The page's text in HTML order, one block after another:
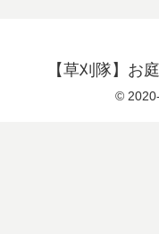
【草刈隊】お
©